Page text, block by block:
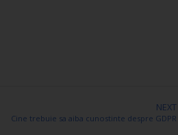
NEXT
Cine trebuie sa aiba cunostinte despre GDPR